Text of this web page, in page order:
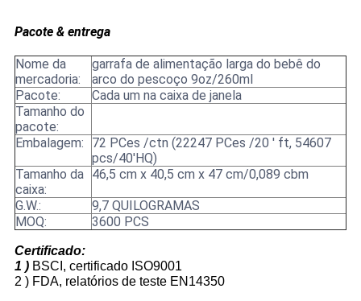
Pacote & entrega
Nome da
mercadoria:
garrafa de alimentação larga do bebê do
arco do pescoço 9oz/260ml
Pacote:
Cada um na caixa de janela
Tamanho do
pacote:
Embalagem:
72 PCes /ctn (22247 PCes /20 ' ft, 54607
pcs/40'HQ)
Tamanho da
caixa:
46,5 cm x 40,5 cm x 47 cm/0,089 cbm
G.W.:
9,7 QUILOGRAMAS
MOQ:
3600 PCS
Certificado:
1 ) BSCI, certificado ISO9001
2 ) FDA, relatórios de teste EN14350